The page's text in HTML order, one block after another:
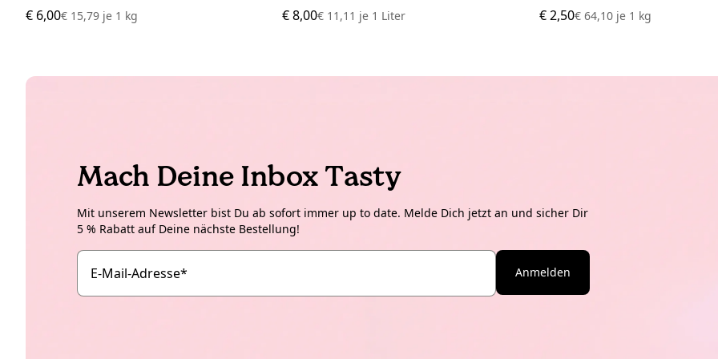
€ 6,00€ 15,79 je 1 kg € 8,00€ 11,11 je 1 Liter
€ 2,50€ 64,10 je1 kg
Mach Deine Inbox Tasty
Mit unserem Newsletter bist Du ab sofort immer up to date. Melde Dich jetzt an und sicher Dir
5 % Rabatt auf Deine nächste Bestellung!
E-Mail-Adresse* Anmelden